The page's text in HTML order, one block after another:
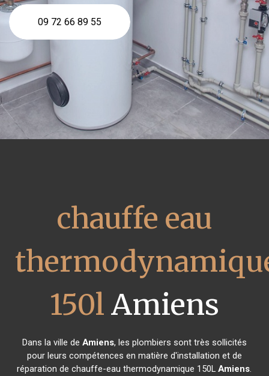
09 72 66 89 55
chauffe eau
150l Amiens
Dans la ville de Amiens, les plombiers sont très sollicités
pour leurs compétences en matière d'installation et de
réparation de chauffe-eau thermodynamique 150LAmiens.